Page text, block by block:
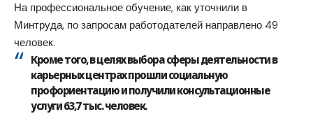
На профессиональное обучение, как уточнили в
Минтруда, по запросам работодателей направлено 49
человек.
Кроме того, в целях выбора сферы деятельности в
карьерных центрах прошли социальную
профориентацию и получили консультационные
услуги 63,7 тыс. человек.